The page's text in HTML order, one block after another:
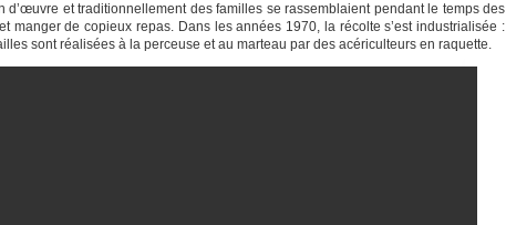
d’œuvre et traditionnellement des familles se rassemblaient pendant le temps des
manger de copieux repas. Dans les années 1970, la récolte s’est industrialisée :
sont réalisées à la perceuse et au marteau par des acériculteurs en raquette.